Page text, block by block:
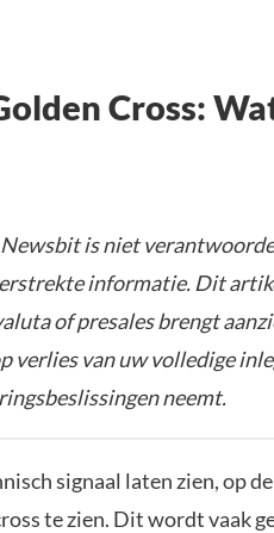
Cross:
is niet
informatie. Dit
of presales brengt
verlies van uw volledige
neemt.
signaal laten zien, op de
te zien. Dit wordt vaak